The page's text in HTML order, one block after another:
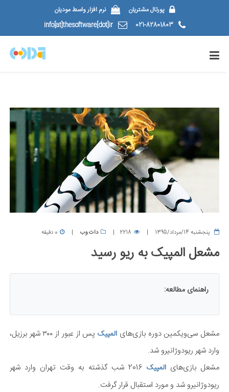
پورتال مشتریان
نرم افزار واسط مودیان
021-82801803
info[at]thesoftware[dot]ir
پنجشنبه 14/مرداد/1395 2218 دات وب 0 دقیقه
مشعل المپیک به ریو رسید
راهنمای مطالعه:
مشعل سی‌ویکمین دوره بازی‌های المپیک
پس از عبور از ۳۰۰ شهر برزیل،
وارد شهر ریودوژانیرو شد.
مشعل بازی‌های المپیک
2016 شب گذشته به وقت تهران وارد شهر
ریودوژانیرو شد و مورد استقبال قرار گرفت.